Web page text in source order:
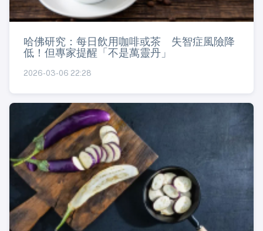
哈佛研究：每日飲用咖啡或茶 失智症風險降
低！但專家提醒「不是萬靈丹」
2026-03-06 22:28